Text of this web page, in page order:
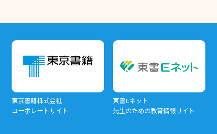
東京書籍株式会社
コーポレートサイト
東書Eネット
先生のための教育情報サイト